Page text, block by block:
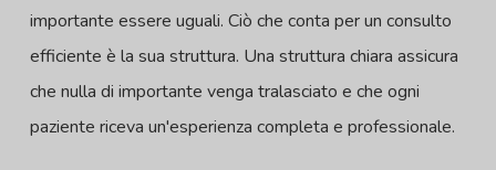
importante essere uguali. Ciò che conta per un consulto
efficiente è la sua struttura. Una struttura chiara assicura
che nulla di importante venga tralasciato e che ogni
paziente riceva un'esperienza completa e professionale.